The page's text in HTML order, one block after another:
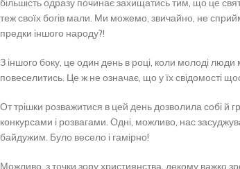
більшість одразу починає захищатись тим, що це
теж своїх богів мали. Ми можемо, звичайно, не
предки іншого народу?!
З іншого боку, це один день в році, коли молоді люди
повеселитись. Це ж не означає, що у їх свідомості
От трішки розважитися в цей день дозволила собі й
конкурсами і розвагами. Одні, можливо, нас
байдужим. Було весело і гамірно!
Можливо, з точки зору християнства, декому важко